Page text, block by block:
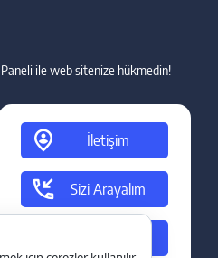
ile web sitenize hükmedin!
person_pin_circle İletişim
phone_callback Sizi Arayalım